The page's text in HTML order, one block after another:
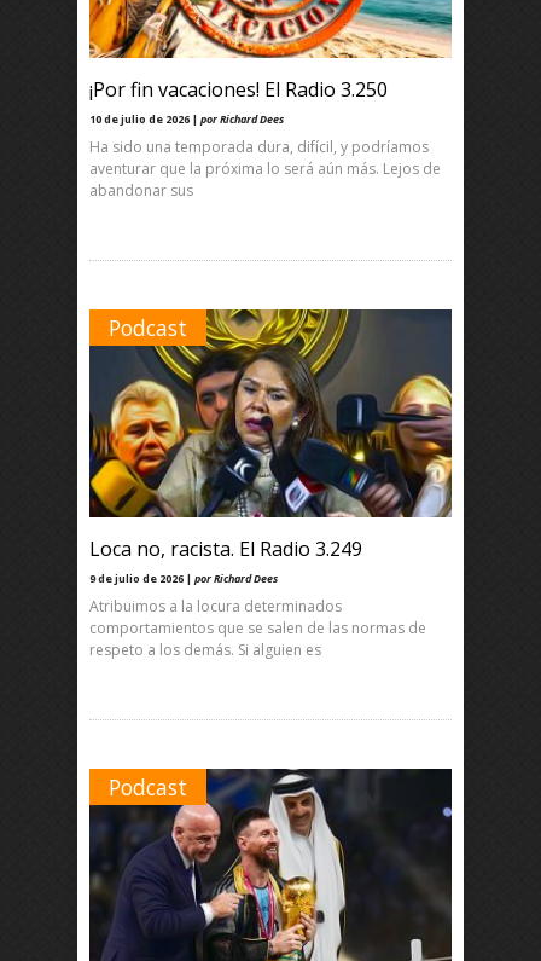
¡Por fin vacaciones! El Radio 3.250
10 de julio de 2026 | por Richard Dees
Ha sido una temporada dura, difícil, y podríamos
aventurar que la próxima lo será aún más. Lejos de
abandonar sus
Podcast
Loca no, racista. El Radio 3.249
9 de julio de 2026 | por Richard Dees
Atribuimos a la locura determinados
comportamientos que se salen de las normas de
respeto a los demás. Si alguien es
Podcast